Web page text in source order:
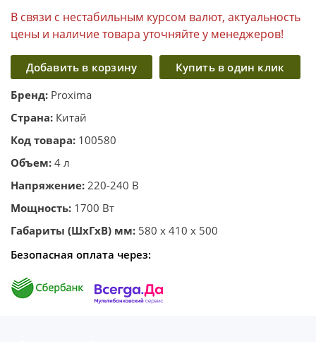
В связи с нестабильным курсом валют, актуальность
цены и наличие товара уточняйте у менеджеров!
Добавить в корзину
Купить в один клик
Бренд: Proxima
Страна: Китай
Код товара: 100580
Объем: 4 л
Напряжение: 220-240 В
Мощность: 1700 Вт
Габариты (ШхГхВ) мм: 580 x 410 x 500
Безопасная оплата через: